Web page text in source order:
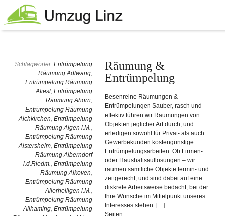
Schlagwörter: Entrümpelung
Räumung Adlwang,
Entrümpelung Räumung
Afiesl, Entrümpelung
Räumung Ahorn,
Entrümpelung Räumung
Aichkirchen, Entrümpelung
Räumung Aigen i.M.,
Entrümpelung Räumung
Aistersheim, Entrümpelung
Räumung Alberndorf
i.d.Riedm., Entrümpelung
Räumung Alkoven,
Entrümpelung Räumung
Allerheiligen i.M.,
Entrümpelung Räumung
Allhaming, Entrümpelung
Räumung &
Entrümpelung
Besenreine Räumungen &
Entrümpelungen Sauber, rasch und
effektiv führen wir Räumungen von
Objekten jeglicher Art durch, und
erledigen sowohl für Privat- als auch
Gewerbekunden kostengünstige
Entrümpelungsarbeiten. Ob Firmen-
oder Haushaltsauflösungen – wir
räumen sämtliche Objekte termin- und
zeitgerecht, und sind dabei auf eine
diskrete Arbeitsweise bedacht, bei der
Ihre Wünsche im Mittelpunkt unseres
Interesses stehen. […] ...
Seiten